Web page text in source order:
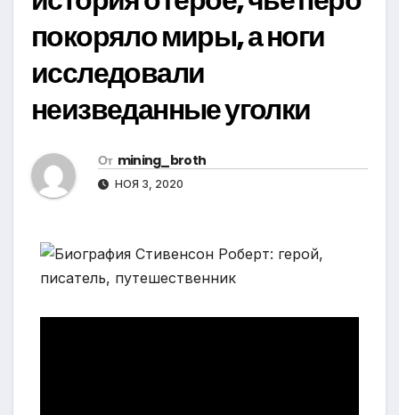
покоряло миры, а ноги
исследовали
неизведанные уголки
От mining_broth
НОЯ 3, 2020